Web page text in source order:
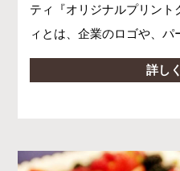
ティ『オリジナルプリント
ィとは、企業のロゴや、
詳し